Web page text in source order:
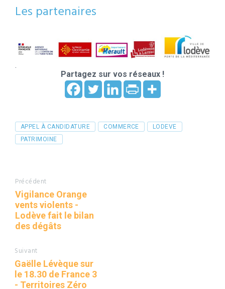
Les partenaires
.
Partagez sur vos réseaux !
Tags
APPEL À CANDIDATURE COMMERCE
LODEVE
PATRIMOINE
Précédent
Vigilance Orange
vents violents -
Lodève fait le bilan
des dégâts
Suivant
Gaëlle Lévèque sur
le 18.30 de France 3
- Territoires Zéro